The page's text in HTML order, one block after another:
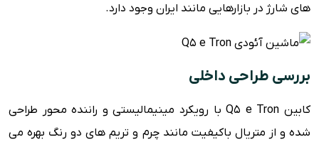
های شارژ در بازارهایی مانند ایران وجود دارد.
بررسی طراحی داخلی
کابین Q5 e Tron با رویکرد مینیمالیستی و راننده محور طراحی
شده و از متریال باکیفیت مانند چرم و تریم های دو رنگ بهره می